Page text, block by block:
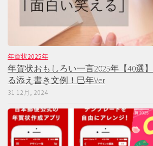
年賀状2025年
年賀状おもしろい一言2025年【40選
る添え書き文例！巳年Ver
31 12月, 2024